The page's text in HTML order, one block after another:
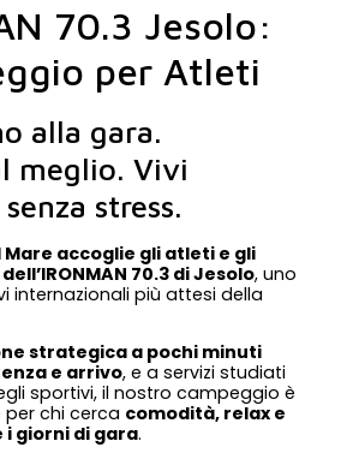
70.3 Jesolo:
per Atleti
alla gara.
meglio. Vivi
senza stress.
Mare accoglie gli atleti e gli
70.3 di Jesolo, uno
internazionali più attesi della
strategica a pochi minuti
e arrivo, e a servizi studiati
sportivi, il nostro campeggio è
per chi cerca comodità, relax e
giorni di gara.